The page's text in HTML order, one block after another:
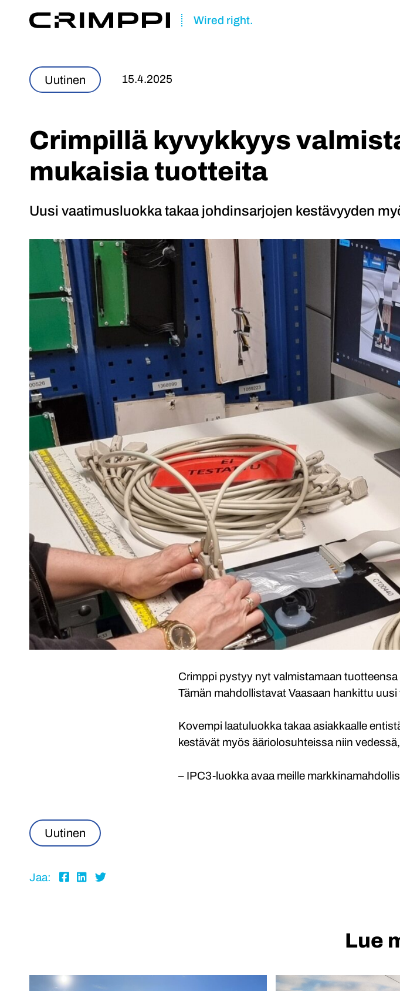
content
Wired right.
Uutinen 15.4.2025
Crimpillä kyvykkyys
mukaisia tuotteita
Uusi vaatimusluokka takaa johdinsarjojen kestävyyden
Crimppi pystyy nyt valmistamaan
Tämän mahdollistavat Vaasaan hankittu
Kovempi laatuluokka takaa asiakkaalle
kestävät myös ääriolosuhteissa niin
– IPC3-luokka avaa meille
Uutinen
Jaa:
ShareShareShare
Lue
Crimpin
Crimpiltä